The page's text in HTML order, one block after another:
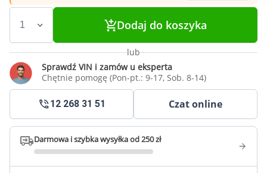
Dodaj do koszyka
lub
Sprawdź VIN i zamów u eksperta
Chętnie pomogę (Pon-pt.: 9-17, Sob. 8-14)
12 268 31 51 Czat online
Darmowa i szybka wysyłka od 250 zł